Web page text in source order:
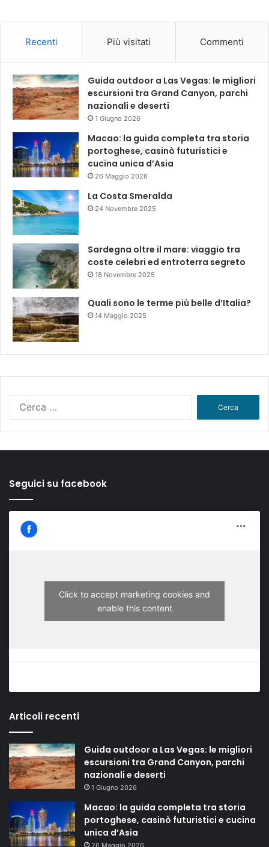
Recenti Più visitati Commenti
Guida outdoor a Las Vegas: le migliori
escursioni tra Grand Canyon, parchi
nazionali e deserti
1 Giugno 2026
Macao: la guida completa tra storia
portoghese, casinò futuristici e
cucina unica d’Asia
26 Maggio 2026
La Costa Smeralda
24 Novembre 2025
Sardegna oltre il mare: viaggio tra
coste celebri ed entroterra segreto
18 Novembre 2025
Quali sono le terme più belle d’Italia?
14 Maggio 2025
Seguici su facebook
Click to accept marketing cookies and
enable this content
Articoli recenti
Guida outdoor a Las Vegas: le migliori
escursioni tra Grand Canyon, parchi
nazionali e deserti
1 Giugno 2026
Macao: la guida completa tra storia
portoghese, casinò futuristici e cucina
unica d’Asia
26 Maggio 2026